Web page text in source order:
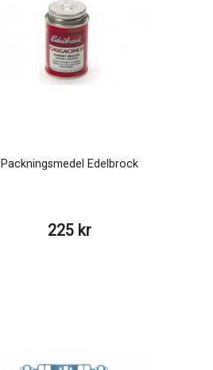
Packningsmedel Edelbrock
225 kr